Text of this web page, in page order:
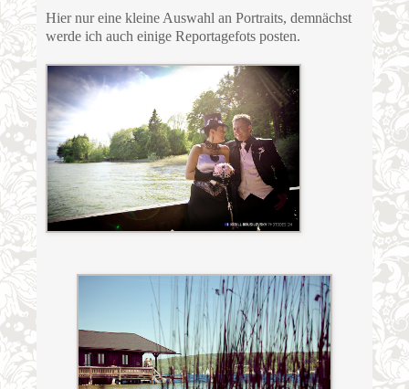
Hier nur eine kleine Auswahl an Portraits, demnächst
werde ich auch einige Reportagefots posten.